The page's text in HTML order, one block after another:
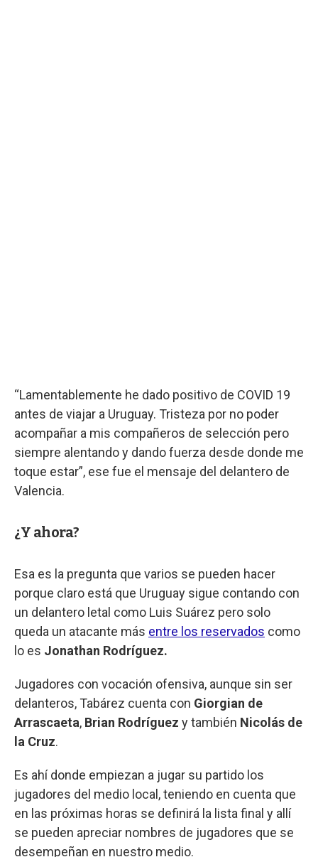
“Lamentablemente he dado positivo de COVID 19
antes de viajar a Uruguay. Tristeza por no poder
acompañar a mis compañeros de selección pero
siempre alentando y dando fuerza desde donde me
toque estar”, ese fue el mensaje del delantero de
Valencia.
¿Y ahora?
Esa es la pregunta que varios se pueden hacer
porque claro está que Uruguay sigue contando con
un delantero letal como Luis Suárez pero solo
queda un atacante más entre los reservados como
lo es Jonathan Rodríguez.
Jugadores con vocación ofensiva, aunque sin ser
delanteros, Tabárez cuenta con Giorgian de
Arrascaeta, Brian Rodríguez y también Nicolás de
la Cruz.
Es ahí donde empiezan a jugar su partido los
jugadores del medio local, teniendo en cuenta que
en las próximas horas se definirá la lista final y allí
se pueden apreciar nombres de jugadores que se
desempeñan en nuestro medio.